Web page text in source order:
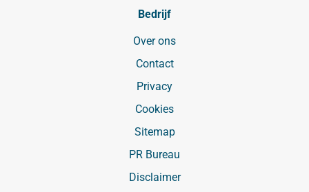
Bedrijf
Over ons
Contact
Privacy
Cookies
Sitemap
PR Bureau
Disclaimer